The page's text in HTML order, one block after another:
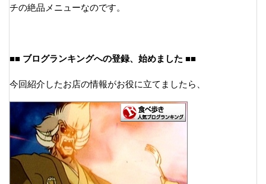
チの絶品メニューなのです。
■■ ブログランキングへの登録、始めました ■■
今回紹介したお店の情報がお役に立てましたら、